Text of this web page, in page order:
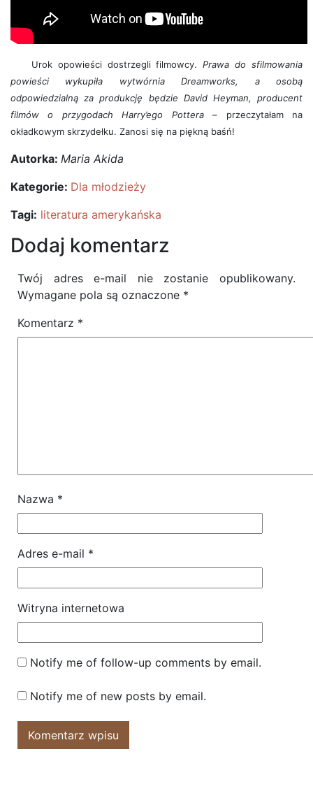
Urok opowieści dostrzegli filmowcy.Prawa do sfilmowania
powieści wykupiła wytwórnia Dreamworks, a osobą
odpowiedzialną za produkcję będzie David Heyman, producent
filmów o przygodach Harry’ego Pottera– przeczytałam na
okładkowym skrzydełku. Zanosi się na piękną baśń!
Autorka: Maria Akida
Kategorie: Dla młodzieży
Tagi: literatura amerykańska
Dodaj komentarz
Twój adres e-mail nie zostanie opublikowany.
Wymagane pola są oznaczone *
Komentarz *
Nazwa *
Adres e-mail *
Witryna internetowa
Notify me of follow-up comments by email.
Notify me of new posts by email.